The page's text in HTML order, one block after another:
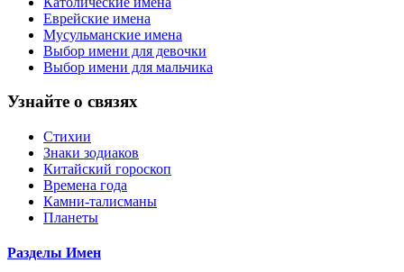
Еврейские имена
Мусульманские имена
Выбор имени для девочки
Выбор имени для мальчика
Узнайте о связях
Стихии
Знаки зодиаков
Китайский гороскоп
Времена года
Камни-талисманы
Планеты
Разделы Имен